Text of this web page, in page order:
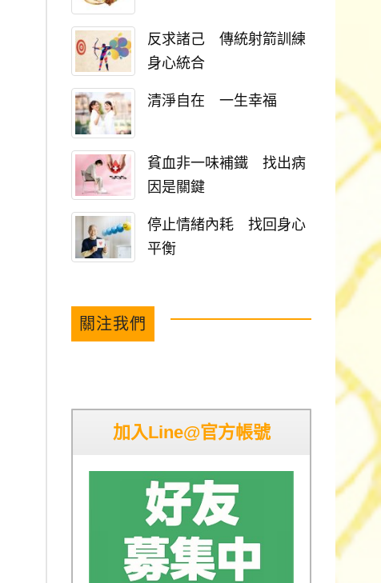
反求諸己 傳統射箭訓練
身心統合
清淨自在 一生幸福
貧血非一味補鐵 找出病
因是關鍵
停止情緒內耗 找回身心
平衡
關注我們
加入Line@官方帳號